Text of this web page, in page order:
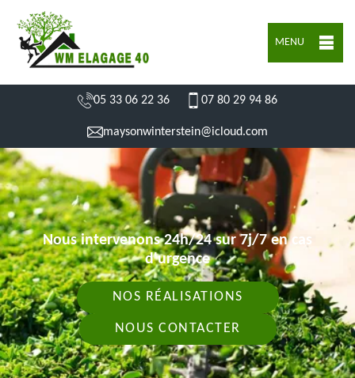
MENU
05 33 06 22 36 07 80 29 94 86
maysonwinterstein@icloud.com
Nous intervenons 24h/24 sur 7j/7 en cas
d'urgence
NOS RÉALISATIONS
NOUS CONTACTER